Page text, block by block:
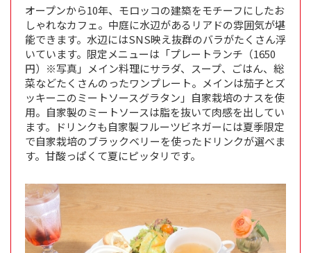
オープンから10年、モロッコの建築をモチーフにしたお
しゃれなカフェ。中庭に水辺があるリアドの雰囲気が堪
能できます。水辺にはSNS映え抜群のバラがたくさん浮
いています。限定メニューは「プレートランチ（1650
円）※写真」メイン料理にサラダ、スープ、ごはん、総
菜などたくさんのったワンプレート。メインは茄子とズ
ッキーニのミートソースグラタン」自家栽培のナスを使
用。自家製のミートソースは脂を抜いて肉感を出してい
ます。ドリンクも自家製フルーツビネガーには夏季限定
で自家栽培のブラックベリーを使ったドリンクが選べま
す。甘酸っぱくて夏にピッタリです。